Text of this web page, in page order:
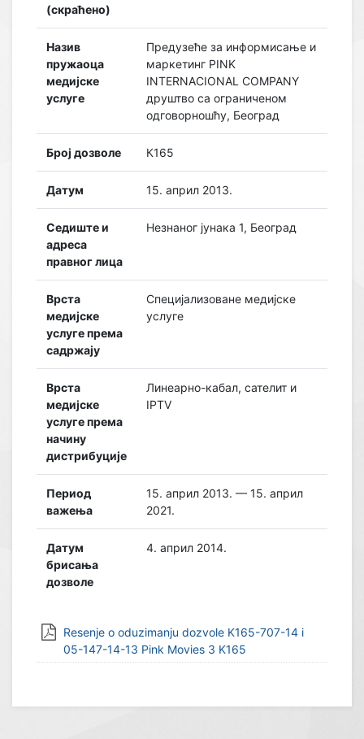
(скраћено)
Назив
пружаоца
медијске
услуге
Предузеће за информисање и
маркетинг PINK
INTERNACIONAL COMPANY
друштво са ограниченом
одговорношћу, Београд
Број дозволе К165
Датум 15. април 2013.
Седиште и
адреса
правног лица
Незнаног јунака 1, Београд
Врста
медијске
услуге према
садржају
Специјализоване медијске
услуге
Врста
медијске
услуге према
начину
дистрибуције
Линеарно-кабал, сателит и
IPTV
Период
важења
15. април 2013. — 15. април
2021.
Датум
брисања
дозволе
4. април 2014.
Resenje o oduzimanju dozvole K165-707-14 i
05-147-14-13 Pink Movies 3 K165